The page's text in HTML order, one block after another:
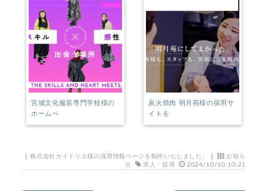
宮城文化服装専門学校様の
ホームペ
炭火焼肉 明月苑様の採用サ
イトを
[株式会社カイトリエ様の採用情報ページを制作いたしました。 ]
お知ら
せ
求人・採用 2024/10/30 10:21